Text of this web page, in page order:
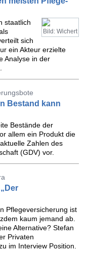
Bild: Wichert
staatlich
sich
ein Akteur erzielte
Analyse in der
Bestand kann
Bestände der
allem ein Produkt die
Zahlen des
(GDV) vor.
Pflegeversicherung ist
kaum jemand ab.
Alternative? Stefan
Privaten
im Interview Position.